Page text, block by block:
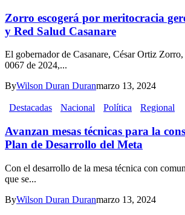
Zorro escogerá por meritocracia
y Red Salud Casanare
El gobernador de Casanare, César Ortiz
0067 de 2024,...
ByWilson Duran Duranmarzo 13, 2024
Destacadas Nacional Política Regional
Avanzan mesas técnicas para la
Plan de Desarrollo del Meta
Con el desarrollo de la mesa técnica con
que se...
ByWilson Duran Duranmarzo 13, 2024